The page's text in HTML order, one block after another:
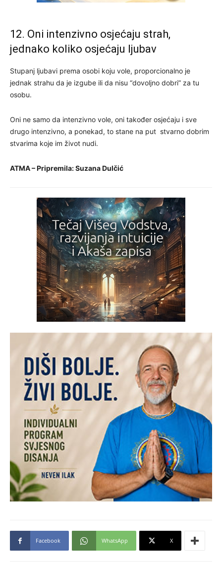
12. Oni intenzivno osjećaju strah,
jednako koliko osjećaju ljubav
Stupanj ljubavi prema osobi koju vole, proporcionalno je
jednak strahu da je izgube ili da nisu “dovoljno dobri” za tu
osobu.
Oni ne samo da intenzivno vole, oni također osjećaju i sve
drugo intenzivno, a ponekad, to stane na put stvarno dobrim
stvarima koje im život nudi.
ATMA – Pripremila: Suzana Dulčić
Facebook WhatsApp X